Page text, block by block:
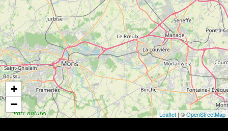
+
−
Leaflet | ©OpenStreetMap